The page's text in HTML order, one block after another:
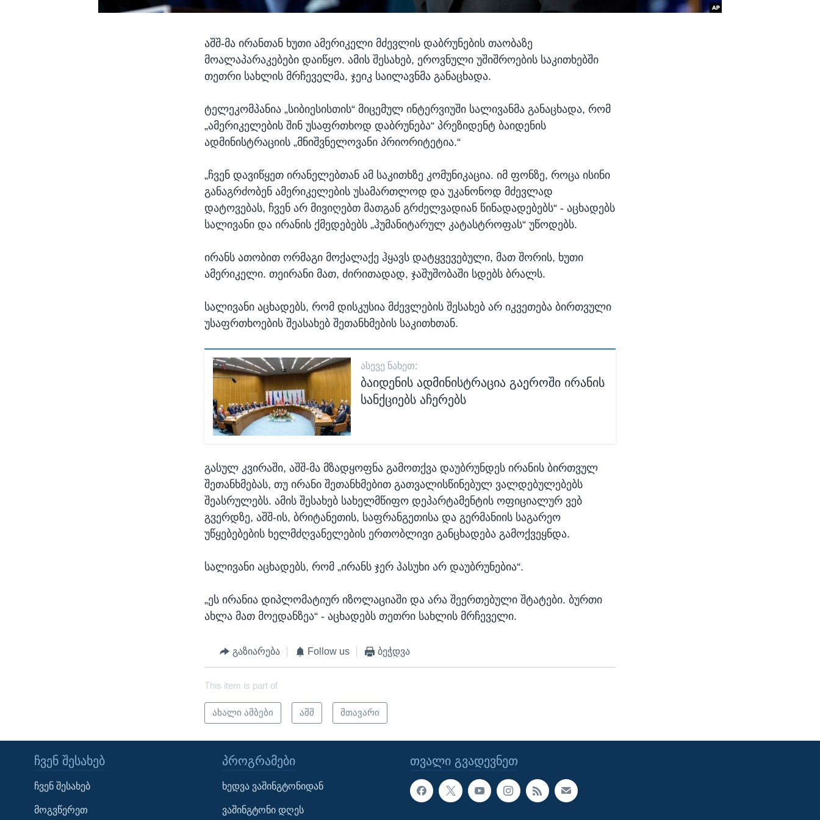
Learning English
ᲗᲕᲐᲚᲘ ᲒᲕᲐᲓᲔᲕᲜᲔᲗ
აშშ-მა ირანთან ხუთი ამერიკელი მძევლის დაბრუნების თაობაზე
მოალაპარაკებები დაიწყო. ამის შესახებ, ეროვნული უშიშროების საკითხებში
თეთრი სახლის მრჩეველმა, ჯეიკ საილავნმა განაცხადა.
ტელეკომპანია „სიბიესისთის“ მიცემულ ინტერვიუში სალივანმა განაცხადა, რომ
„ამერიკელების შინ უსაფრთხოდ დაბრუნება“ პრეზიდენტ ბაიდენის
ადმინისტრაციის „მნიშვნელოვანი პრიორიტეტია.“
„ჩვენ დავიწყეთ ირანელებთან ამ საკითხზე კომუნიკაცია. იმ ფონზე, როცა ისინი
განაგრძობენ ამერიკელების უსამართლოდ და უკანონოდ მძევლად
დატოვებას, ჩვენ არ მივიღებთ მათგან გრძელვადიან წინადადებებს“ - აცხადებს
სალივანი და ირანის ქმედებებს „ჰუმანიტარულ კატასტროფას“ უწოდებს.
ირანს ათობით ორმაგი მოქალაქე ჰყავს დატყვევებული, მათ შორის, ხუთი
ამერიკელი. თეირანი მათ, ძირითადად, ჯაშუშობაში სდებს ბრალს.
სალივანი აცხადებს, რომ დისკუსია მძევლების შესახებ არ იკვეთება ბირთვული
უსაფრთხოების შეასახებ შეთანხმების საკითხთან.
ᲐᲡᲔᲕᲔ ᲜᲐᲮᲔᲗ:
ბაიდენის ადმინისტრაცია გაეროში ირანის
სანქციებს აჩერებს
გასულ კვირაში, აშშ-მა მზადყოფნა გამოთქვა დაუბრუნდეს ირანის ბირთვულ
შეთანხმებას, თუ ირანი შეთანხმებით გათვალისწინებულ ვალდებულებებს
შეასრულებს. ამის შესახებ სახელმწიფო დეპარტამენტის ოფიციალურ ვებ
გვერდზე, აშშ-ის, ბრიტანეთის, საფრანგეთისა და გერმანიის საგარეო
უწყებებების ხელმძღვანელების ერთობლივი განცხადება გამოქვეყნდა.
სალივანი აცხადებს, რომ „ირანს ჯერ პასუხი არ დაუბრუნებია“.
„ეს ირანია დიპლომატიურ იზოლაციაში და არა შეერთებული შტატები. ბურთი
ახლა მათ მოედანზეა“ - აცხადებს თეთრი სახლის მრჩეველი.
გაზიარება Follow us ბეჭდვა
This item is part of
ახალი ამბები აშშ მთავარი
ᲗᲕᲐᲚᲘ ᲒᲕᲐᲓᲔᲕᲜᲔᲗ
ᲩᲕᲔᲜ ᲨᲔᲡᲐᲮᲔᲑ
ჩვენ შესახებ
მოგვწერეთ
ᲞᲠᲝᲒᲠᲐᲛᲔᲑᲘ
ხედვა ვაშინგტონიდან
ვაშინგტონი დღეს